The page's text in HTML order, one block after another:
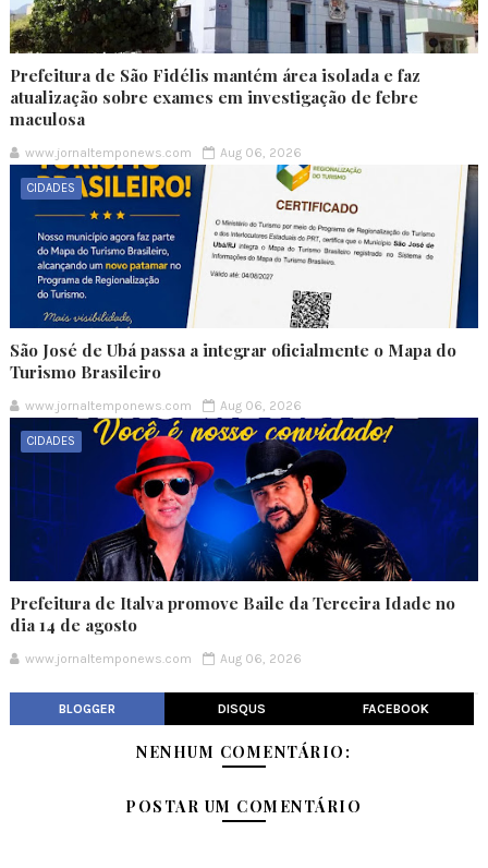
Prefeitura de São Fidélis mantém área isolada e faz
atualização sobre exames em investigação de febre
maculosa
www.jornaltemponews.com Aug 06, 2026
CIDADES
São José de Ubá passa a integrar oficialmente o Mapa do
Turismo Brasileiro
www.jornaltemponews.com Aug 06, 2026
CIDADES
Prefeitura de Italva promove Baile da Terceira Idade no
dia 14 de agosto
www.jornaltemponews.com Aug 06, 2026
BLOGGER DISQUS FACEBOOK
NENHUM COMENTÁRIO:
POSTAR UM COMENTÁRIO